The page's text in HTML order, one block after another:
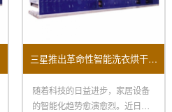
三星推出革命性智能洗衣烘干机全方面提升用户家居体验
随着科技的日益进步，家居设备
的智能化趋势愈演愈烈。近日，